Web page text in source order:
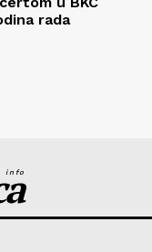
rada
info